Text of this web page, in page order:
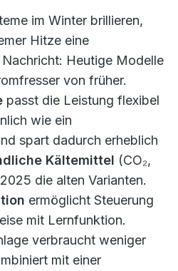
im Winter brillieren,
Hitze eine
Heutige Modelle
von früher.
passt die Leistung flexibel
wie ein
spart dadurch erheblich
Kältemittel (CO₂,
die alten Varianten.
ermöglicht Steuerung
mit Lernfunktion.
verbraucht weniger
mit einer